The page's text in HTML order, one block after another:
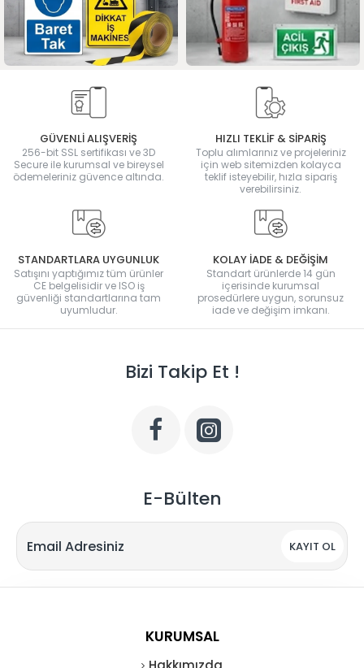
GÜVENLİ ALIŞVERİŞ
256-bit SSL sertifikası ve 3D
Secure ile kurumsal ve bireysel
ödemeleriniz güvence altında.
HIZLI TEKLİF & SİPARİŞ
Toplu alımlarınız ve projeleriniz
için web sitemizden kolayca
teklif isteyebilir, hızla sipariş
verebilirsiniz.
STANDARTLARA UYGUNLUK
Satışını yaptığımız tüm ürünler
CE belgelisidir ve ISO iş
güvenliği standartlarına tam
uyumludur.
KOLAY İADE & DEĞİŞİM
Standart ürünlerde 14 gün
içerisinde kurumsal
prosedürlere uygun, sorunsuz
iade ve değişim imkanı.
Bizi Takip Et !
E-Bülten
KAYIT OL
KURUMSAL